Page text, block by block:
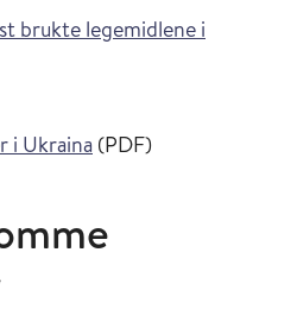
brukte legemidlene i
i Ukraina (PDF)